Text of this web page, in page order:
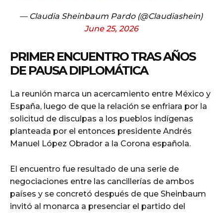
— Claudia Sheinbaum Pardo (@Claudiashein)
June 25, 2026
PRIMER ENCUENTRO TRAS AÑOS
DE PAUSA DIPLOMÁTICA
La reunión marca un acercamiento entre México y
España, luego de que la relación se enfriara por la
solicitud de disculpas a los pueblos indígenas
planteada por el entonces presidente Andrés
Manuel López Obrador a la Corona española.
El encuentro fue resultado de una serie de
negociaciones entre las cancillerías de ambos
países y se concretó después de que Sheinbaum
invitó al monarca a presenciar el partido del